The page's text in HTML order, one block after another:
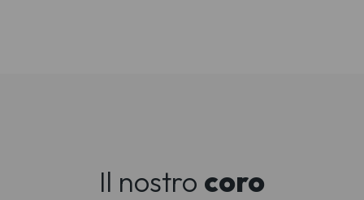
Il nostro coro